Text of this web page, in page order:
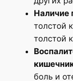
Наличие
толстой
толстой
боль и